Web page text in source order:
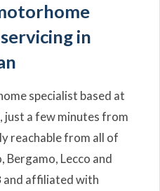
in
specialist based at
, just a few minutes from
reachable from all of
Bergamo, Lecco and
and affiliated with